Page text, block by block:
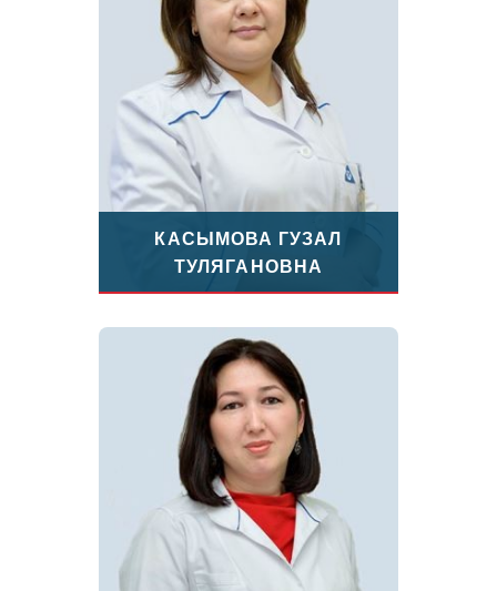
КАСЫМОВА ГУЗАЛ
ТУЛЯГАНОВНА